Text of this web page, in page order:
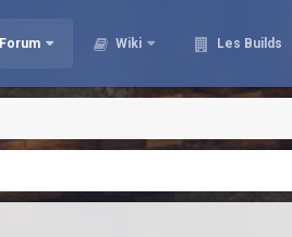
Forum Wiki Les Builds